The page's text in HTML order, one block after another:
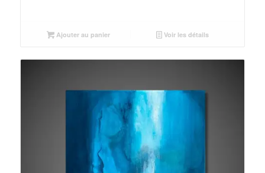
Ajouter au panier Voir les détails